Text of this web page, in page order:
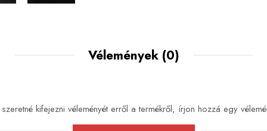
Vélemények (0)
kifejezni véleményét erről a termékről, írjon hozzá egy